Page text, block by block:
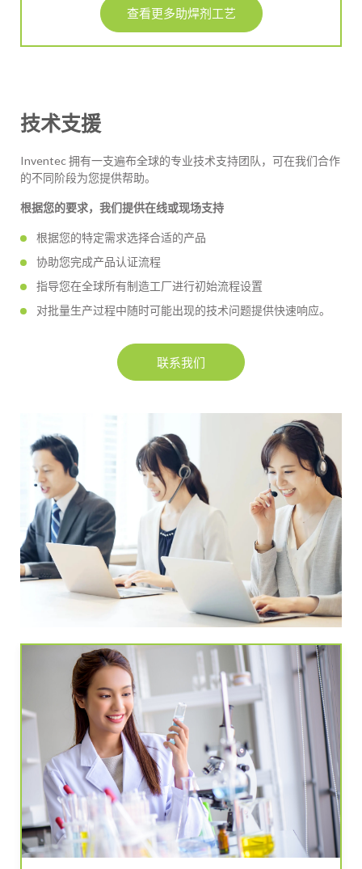
查看更多助焊剂工艺
技术支援
Inventec 拥有一支遍布全球的专业技术支持团队，可在我们合作
的不同阶段为您提供帮助。
根据您的要求，我们提供在线或现场支持
根据您的特定需求选择合适的产品
协助您完成产品认证流程
指导您在全球所有制造工厂进行初始流程设置
对批量生产过程中随时可能出现的技术问题提供快速响应。
联系我们